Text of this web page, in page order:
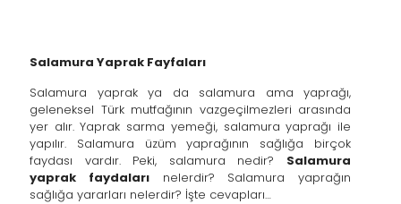
Salamura Yaprak Fayfaları
Salamura yaprak ya da salamura ama yaprağı,
geleneksel Türk mutfağının vazgeçilmezleri arasında
yer alır. Yaprak sarma yemeği, salamura yaprağı ile
yapılır. Salamura üzüm yaprağının sağlığa birçok
faydası vardır. Peki, salamura nedir? Salamura
yaprak faydalarınelerdir? Salamura yaprağın
sağlığa yararları nelerdir? İşte cevapları…